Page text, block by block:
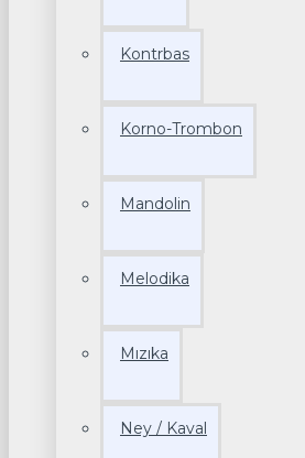
Kontrbas
Korno-Trombon
Mandolin
Melodika
Mızıka
Ney / Kaval